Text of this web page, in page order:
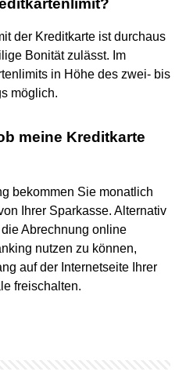
der Kreditkarte ist durchaus
Bonität zulässt. Im
in Höhe des zwei- bis
möglich.
meine Kreditkarte
bekommen Sie monatlich
Ihrer Sparkasse. Alternativ
Abrechnung online
nutzen zu können,
auf der Internetseite Ihrer
freischalten.